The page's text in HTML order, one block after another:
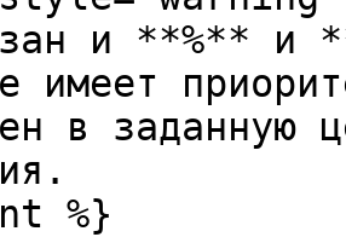
и **%** и
имеет
в заданную
%}